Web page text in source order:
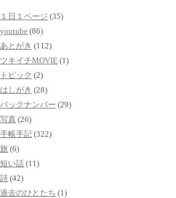
１日１ページ (35)
youtube (86)
あとがき (112)
ツキイチMOVIE (1)
トピック (2)
はしがき (28)
バックナンバー (29)
写真 (26)
手帳手記 (322)
旅 (6)
短い話 (11)
詩 (42)
過去のひとたち (1)